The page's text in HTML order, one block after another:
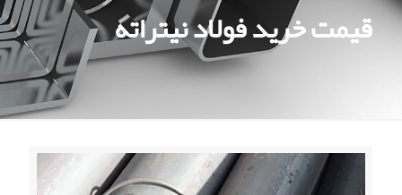
قیمت خرید فولاد نیتراته